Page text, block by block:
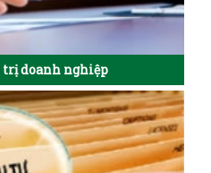
trị doanh nghiệp